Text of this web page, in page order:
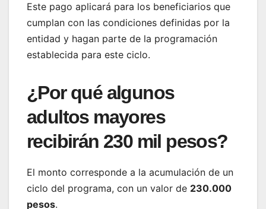
Este pago aplicará para los beneficiarios que
cumplan con las condiciones definidas por la
entidad y hagan parte de la programación
establecida para este ciclo.
¿Por qué algunos
adultos mayores
recibirán 230 mil pesos?
El monto corresponde a la acumulación de un
ciclo del programa, con un valor de 230.000
pesos.